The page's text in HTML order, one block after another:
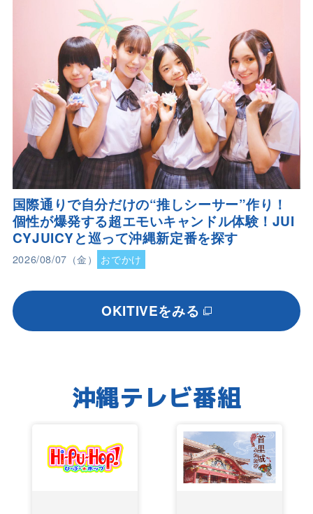
国際通りで自分だけの“推しシーサー”作り！
個性が爆発する超エモいキャンドル体験！JUI
CYJUICYと巡って沖縄新定番を探す
2026/08/07（金） おでかけ
OKITIVEをみる
沖縄テレビ番組